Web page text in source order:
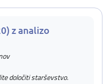
z analizo
določiti starševstvo.